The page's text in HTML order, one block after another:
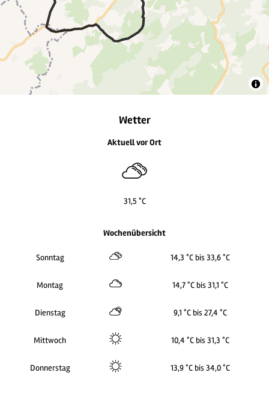
Wetter
Aktuell vor Ort
31,5 °C
Wochenübersicht
Sonntag 14,3 °C bis 33,6 °C
Montag 14,7 °C bis 31,1 °C
Dienstag 9,1 °C bis 27,4 °C
Mittwoch 10,4 °C bis 31,3 °C
Donnerstag 13,9 °C bis 34,0 °C